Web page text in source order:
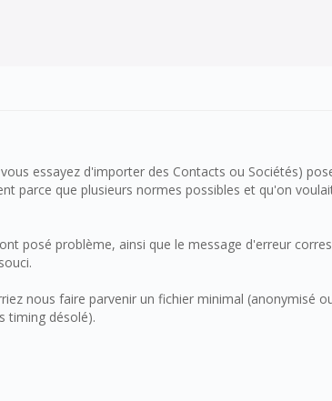
essayez d'importer des Contacts ou Sociétés)
parce que plusieurs normes possibles et qu'on
posé problème, ainsi que le message d'erreur
nous faire parvenir un fichier minimal (anonymisé
timing désolé).